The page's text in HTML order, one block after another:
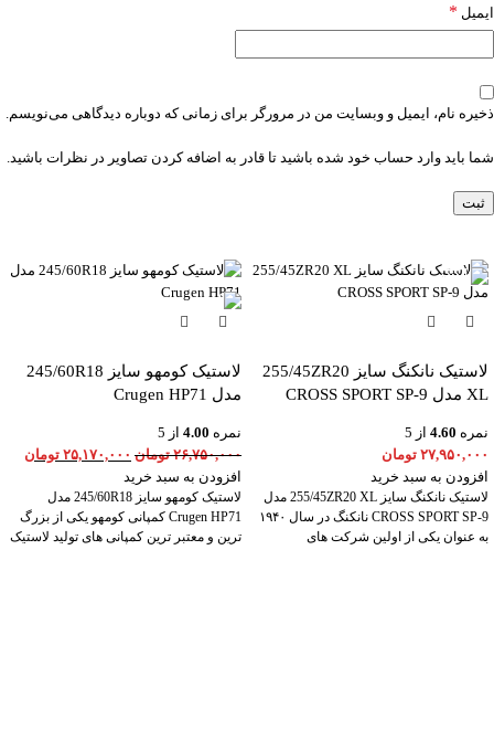
ایمیل *
ذخیره نام، ایمیل و وبسایت من در مرورگر برای زمانی که دوباره دیدگاهی می‌نویسم.
شما باید وارد حساب خود شده باشید تا قادر به اضافه کردن تصاویر در نظرات باشید.
لاستیک نانکنگ سایز 255/45ZR20
XL مدل CROSS SPORT SP-9
نمره 4.60 از 5
۲۷,۹۵۰,۰۰۰ تومان
افزودن به سبد خرید
لاستیک نانکنگ سایز 255/45ZR20 XL مدل
CROSS SPORT SP-9 نانکنگ در سال ۱۹۴۰
به عنوان یکی از اولین شرکت های
-6%
لاستیک کومهو سایز 245/60R18
مدل Crugen HP71
نمره 4.00 از 5
۲۶,۷۵۰,۰۰۰ تومان ۲۵,۱۷۰,۰۰۰ تومان
افزودن به سبد خرید
لاستیک کومهو سایز 245/60R18 مدل
Crugen HP71 کمپانی کومهو یکی از بزرگ
ترین و معتبر ترین کمپانی های تولید لاستیک